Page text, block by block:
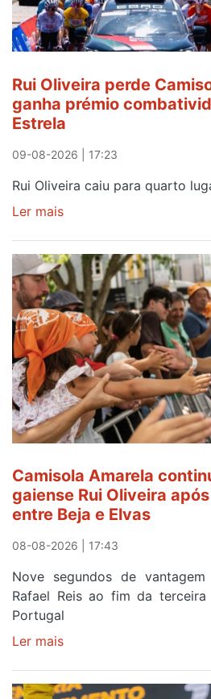
Rui Oliveira perde
ganha prémio
Estrela
09-08-2026 | 17:23
Rui Oliveira caiu para quarto
Ler mais
perde
Camisola
Amarela,
mas
ganha
prémio
combatividade
na
Serra
da
Camisola Amarela
gaiense Rui Oliveira
entre Beja e Elvas
08-08-2026 | 17:43
Nove segundos de
Rafael Reis ao fim da
Portugal
Ler mais
Amarela